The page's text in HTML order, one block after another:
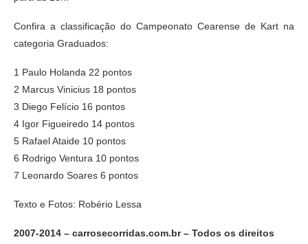
Confira a classificação do Campeonato Cearense de Kart na
categoria Graduados:
1 Paulo Holanda 22 pontos
2 Marcus Vinicius 18 pontos
3 Diego Felício 16 pontos
4 Igor Figueiredo 14 pontos
5 Rafael Ataide 10 pontos
6 Rodrigo Ventura 10 pontos
7 Leonardo Soares 6 pontos
Texto e Fotos: Robério Lessa
2007-2014 – carrosecorridas.com.br – Todos os direitos